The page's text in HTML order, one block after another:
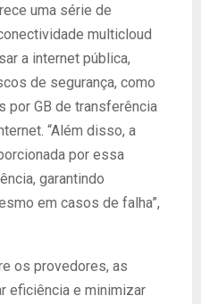
uma série de
multicloud
a internet pública,
de segurança, como
por GB de transferência
“Além disso, a
por essa
garantindo
em casos de falha”,
os provedores, as
eficiência e minimizar